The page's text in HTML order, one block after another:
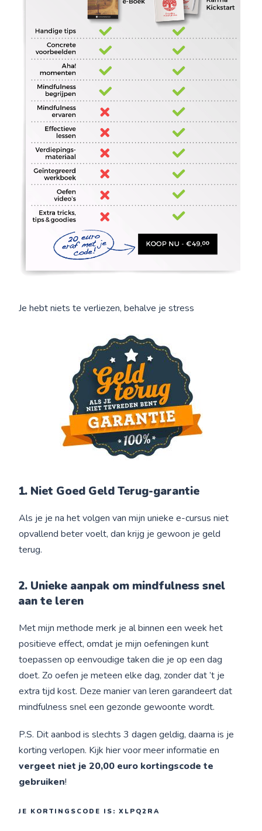
Je hebt niets te verliezen, behalve je stress
1. Niet Goed Geld Terug-garantie
Als je je na het volgen van mijn unieke e-cursus niet
opvallend beter voelt, dan krijg je gewoon je geld
terug.
2. Unieke aanpak om mindfulness snel
aan te leren
Met mijn methode merk je al binnen een week het
positieve effect, omdat je mijn oefeningen kunt
toepassen op eenvoudige taken die je op een dag
doet. Zo oefen je meteen elke dag, zonder dat ’t je
extra tijd kost. Deze manier van leren garandeert dat
mindfulness snel een gezonde gewoonte wordt.
P.S. Dit aanbod is slechts 3 dagen geldig, daarna is je
korting verlopen. Kijk hier voor meer informatie en
vergeet niet je 20,00 euro kortingscode te
gebruiken!
JE KORTINGSCODE IS: XLPQ2RA